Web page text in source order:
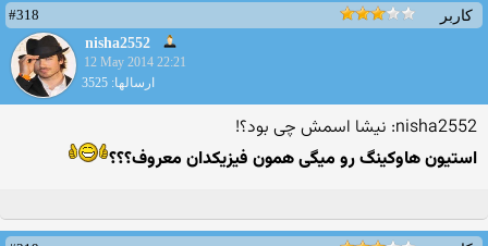
کاربر
#318
nisha2552
12 May 2014 22:21
ارسالها: 3525
nisha2552: نیشا اسمش چی بود؟!
استیون هاوکینگ رو میگی همون فیزیکدان معروف؟؟؟